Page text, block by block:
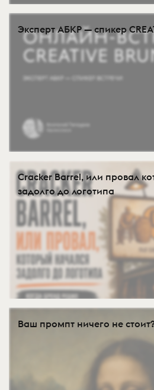
Эксперт АБКР — спикер
Cracker Barrel, или провал
задолго до логотипа
Ваш промпт ничего не